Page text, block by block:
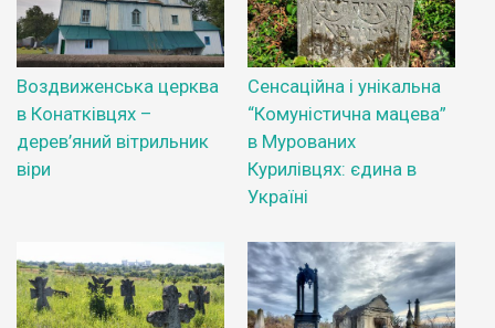
Воздвиженська церква
в Конатківцях –
дерев’яний вітрильник
віри
Сенсаційна і унікальна
“Комуністична мацева”
в Мурованих
Курилівцях: єдина в
Україні